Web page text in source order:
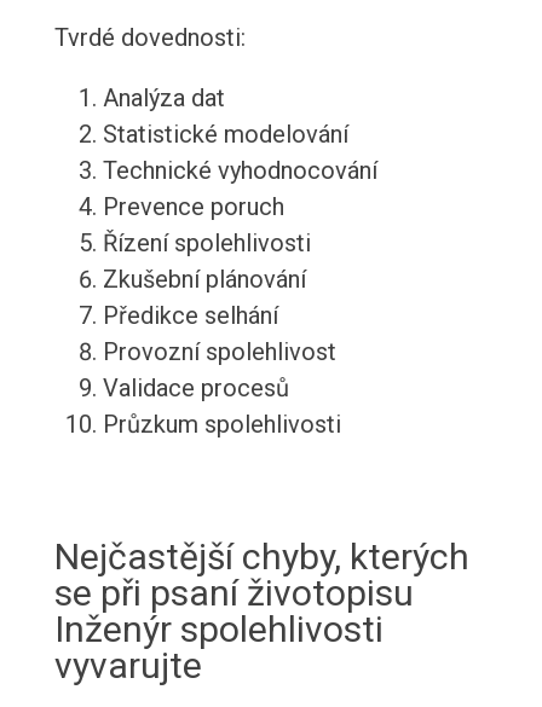
Tvrdé dovednosti:
Analýza dat
Statistické modelování
Technické vyhodnocování
Prevence poruch
Řízení spolehlivosti
Zkušební plánování
Předikce selhání
Provozní spolehlivost
Validace procesů
Průzkum spolehlivosti
Nejčastější chyby, kterých
se při psaní životopisu
Inženýr spolehlivosti
vyvarujte